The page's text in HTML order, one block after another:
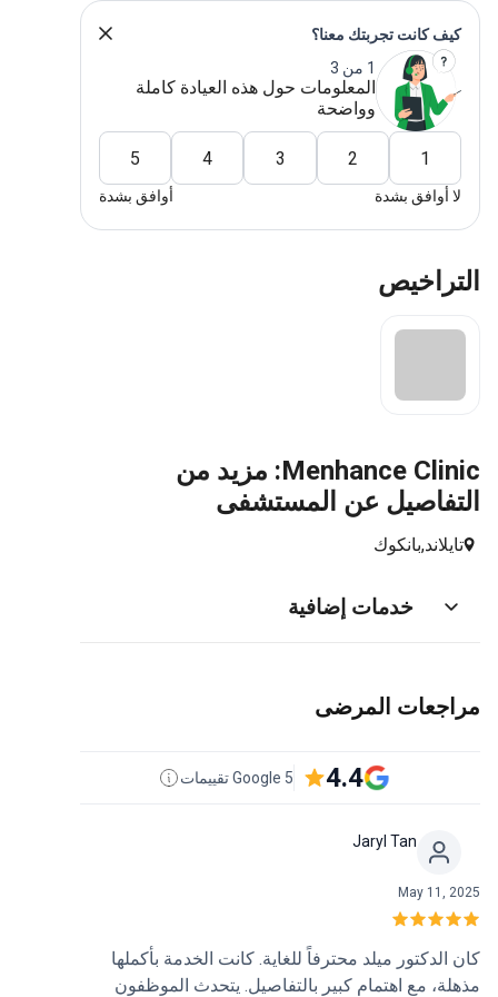
كيف كانت تجربتك معنا؟
1 من 3
المعلومات حول هذه العيادة كاملة
وواضحة
1
2
3
4
5
لا أوافق بشدة أوافق بشدة
التراخيص
Menhance Clinic: مزيد من
التفاصيل عن المستشفى
تايلاند,بانكوك
خدمات إضافية
مراجعات المرضى
4.4 5 Google تقييمات
Jaryl Tan
May 11, 2025
كان الدكتور ميلد محترفاً للغاية. كانت الخدمة بأكملها
مذهلة، مع اهتمام كبير بالتفاصيل. يتحدث الموظفون